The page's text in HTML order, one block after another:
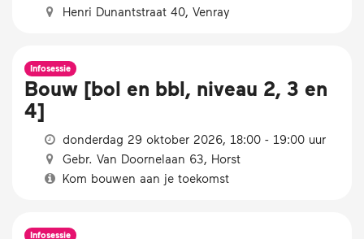
Henri Dunantstraat 40, Venray
Infosessie
Bouw [bol en bbl, niveau 2, 3 en
4]
donderdag 29 oktober 2026, 18:00 - 19:00 uur
Gebr. Van Doornelaan 63, Horst
Kom bouwen aan je toekomst
Infosessie